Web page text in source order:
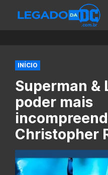
INÍCIO
Superman &
poder mais
Christopher